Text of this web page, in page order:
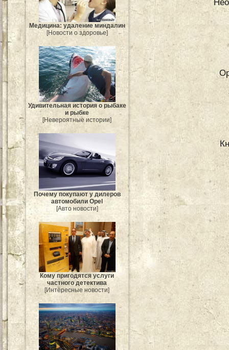
Медицина: удаление миндалин
[Новости о здоровье]
Удивительная история о рыбаке
и рыбке
[Невероятные истории]
Почему покупают у дилеров
автомобили Opel
[Авто новости]
Кому пригодятся услуги
частного детектива
[Интересные новости]